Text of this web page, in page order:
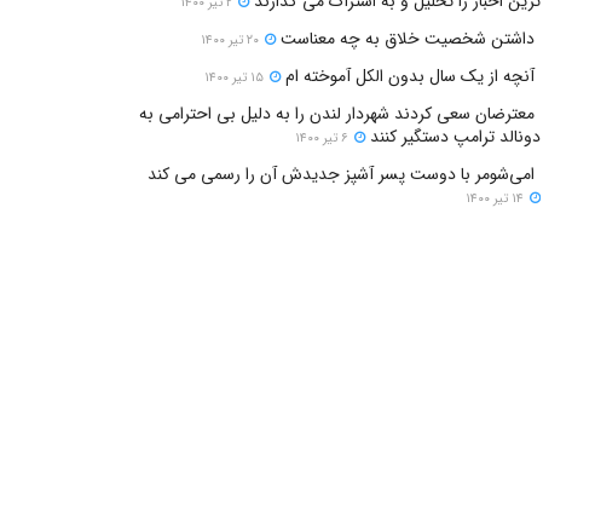
داشتن شخصیت خلاق به چه معناست
آنچه از یک سال بدون الکل آموخته ام
معترضان سعی کردند شهردار لندن را به دلیل بی احترامی به
دونالد ترامپ دستگیر کنند
امی‌شومر با دوست پسر آشپز جدیدش آن را رسمی می کند